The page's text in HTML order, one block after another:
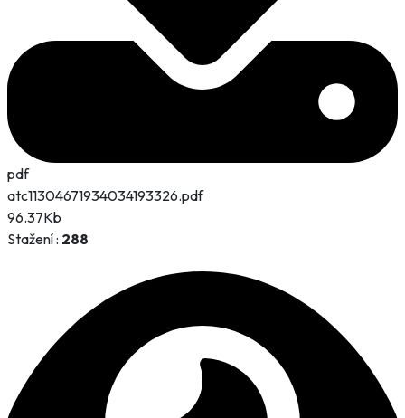
pdf
atc11304671934034193326.pdf
96.37Kb
Stažení : 288